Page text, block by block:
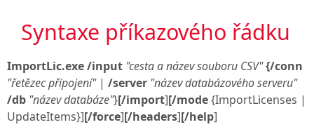
Syntaxe příkazového řádku
ImportLic.exe/input "cesta a název souboru CSV"{/conn
"řetězec připojení"| /server "název databázového serveru"
/db "název databáze"}[/import][/mode{ImportLicenses |
UpdateItems}][/force][/headers][/help]